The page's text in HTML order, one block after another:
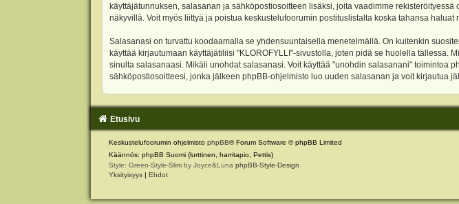
käyttäjätunnuksen, salasanan ja sähköpostiosoitteen lisäksi, joita vaadimme
näkyvillä. Voit myös liittyä ja poistua keskustelufoorumin postituslistalta koska tahansa haluat
Salasanasi on turvattu koodaamalla se yhdensuuntaisella menetelmällä. On kuitenkin
käyttää kirjautumaan käyttäjätiliisi "KLOROFYLLI"-sivustolla, joten pidä se huolella tallessa.
sinulta salasanaasi. Mikäli unohdat salasanasi. Voit käyttää "unohdin salasanani" toimintoa
sähköpostiosoitteesi, jonka jälkeen phpBB-ohjelmisto luo uuden salasanan ja voit kirjautua
Etusivu
Keskustelufoorumin ohjelmisto phpBB® Forum Software © phpBB Limited
Käännös: phpBB Suomi (lurttinen, harritapio, Pettis)
Style: Green-Style-Slim by Joyce&Luna phpBB-Style-Design
Yksityisyys | Ehdot